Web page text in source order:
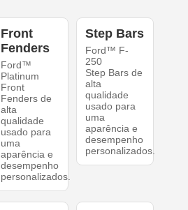
Front
Fenders
Ford™
Platinum
Front
Fenders de
alta
qualidade
usado para
uma
aparência e
desempenho
personalizados.
Step Bars
Ford™ F-
250
Step Bars de
alta
qualidade
usado para
uma
aparência e
desempenho
personalizados.